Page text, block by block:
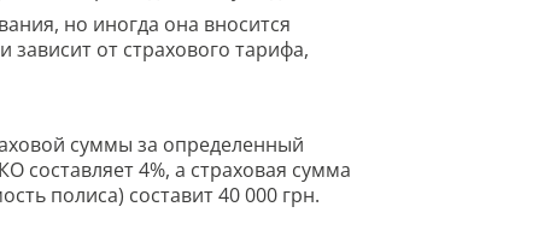
но иногда она вносится
зависит от страхового тарифа,
суммы за определенный
составляет 4%, а страховая сумма
полиса) составит 40 000 грн.